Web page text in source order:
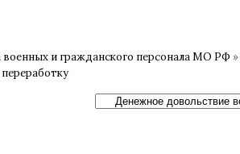
военных и гражданского персонала МО РФ »